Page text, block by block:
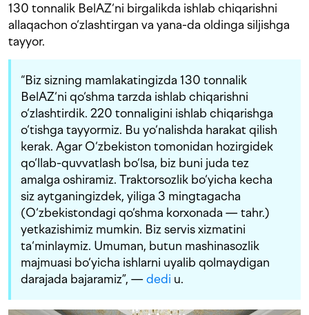
130 tonnalik BelAZ‘ni birgalikda ishlab chiqarishni
allaqachon o‘zlashtirgan va yana-da oldinga siljishga
tayyor.
“Biz sizning mamlakatingizda 130 tonnalik
BelAZ‘ni qo‘shma tarzda ishlab chiqarishni
o‘zlashtirdik. 220 tonnaligini ishlab chiqarishga
o‘tishga tayyormiz. Bu yo‘nalishda harakat qilish
kerak. Agar O‘zbekiston tomonidan hozirgidek
qo‘llab-quvvatlash bo‘lsa, biz buni juda tez
amalga oshiramiz. Traktorsozlik bo‘yicha kecha
siz aytganingizdek, yiliga 3 mingtagacha
(O‘zbekistondagi qo‘shma korxonada — tahr.)
yetkazishimiz mumkin. Biz servis xizmatini
ta‘minlaymiz. Umuman, butun mashinasozlik
majmuasi bo‘yicha ishlarni uyalib qolmaydigan
darajada bajaramiz”, —dedi u.